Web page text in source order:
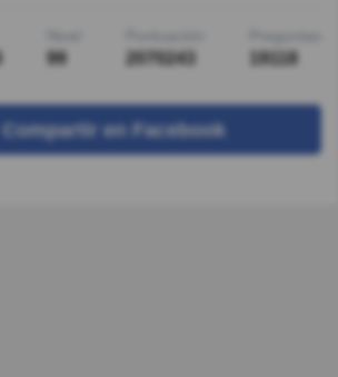
99 2070243 19118
Compartir en Facebook